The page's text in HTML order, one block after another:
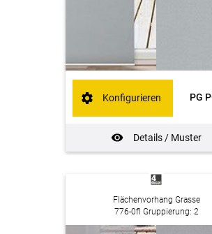
PG
Details / Muster
Konfigurieren
Flächenvorhang Grasse
776-0fl Gruppierung: 2